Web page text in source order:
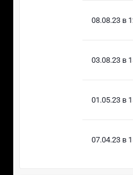
08.08.23 в
03.08.23 в
01.05.23 в
07.04.23 в